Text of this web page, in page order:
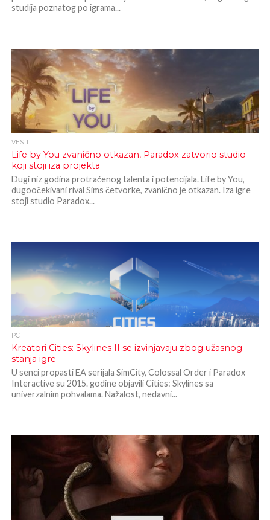
studija poznatog po igrama...
VESTI
Life by You zvanično otkazan, Paradox zatvorio studio
koji stoji iza projekta
Dugi niz godina protraćenog talenta i potencijala. Life by You,
dugoočekivani rival Sims četvorke, zvanično je otkazan. Iza igre
stoji studio Paradox...
PC
Kreatori Cities: Skylines II se izvinjavaju zbog užasnog
stanja igre
U senci propasti EA serijala SimCity, Colossal Order i Paradox
Interactive su 2015. godine objavili Cities: Skylines sa
univerzalnim pohvalama. Nažalost, nedavni...